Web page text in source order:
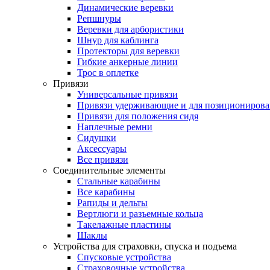
Динамические веревки
Репшнуры
Веревки для арбористики
Шнур для каблинга
Протекторы для веревки
Гибкие анкерные линии
Трос в оплетке
Привязи
Универсальные привязи
Привязи удерживающие и для
Привязи для положения сидя
Наплечные ремни
Сидушки
Аксессуары
Все привязи
Соединительные элементы
Стальные карабины
Все карабины
Рапиды и дельты
Вертлюги и разъемные кольца
Такелажные пластины
Шаклы
Устройства для страховки, спуска и подъема
Спусковые устройства
Страховочные устройства